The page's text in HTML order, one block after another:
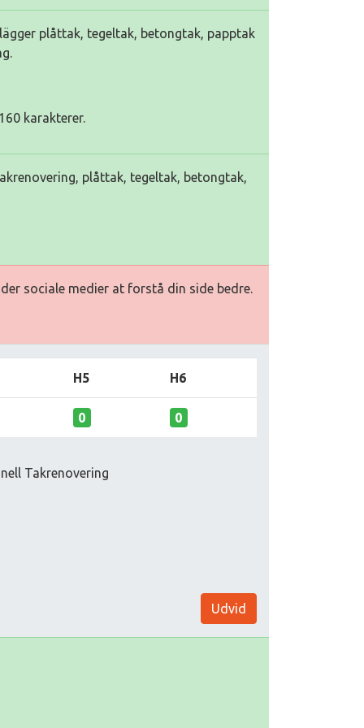
plåttak, tegeltak, betongtak, papptak
karakterer.
plåttak, tegeltak, betongtak,
sociale medier at forstå din side bedre.
H5 H6
0 0
Takrenovering
Udvid